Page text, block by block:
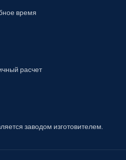
время
расчет
заводом изготовителем.